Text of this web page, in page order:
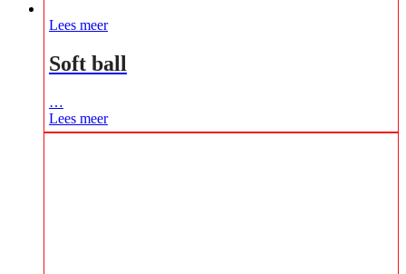
Lees meer
Soft ball
…
Lees meer